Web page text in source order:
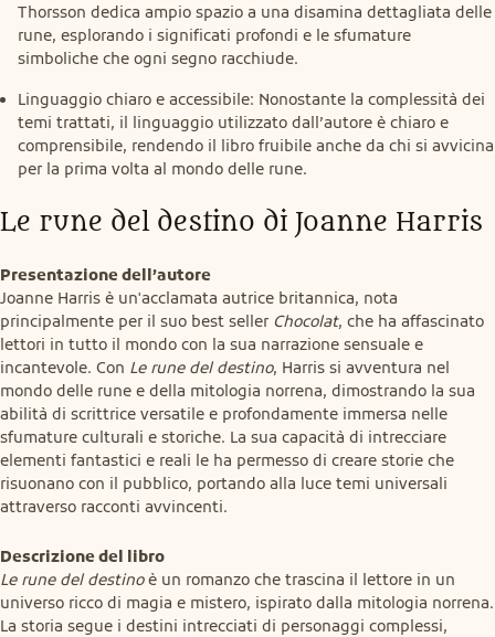
Thorsson dedica ampio spazio a una disamina dettagliata delle
rune, esplorando i significati profondi e le sfumature
simboliche che ogni segno racchiude.
Linguaggio chiaro e accessibile: Nonostante la complessità dei
temi trattati, il linguaggio utilizzato dall’autore è chiaro e
comprensibile, rendendo il libro fruibile anche da chi si avvicina
per la prima volta al mondo delle rune.
Le rune del destino di Joanne Harris
Presentazione dell’autore
Joanne Harris è un'acclamata autrice britannica, nota
principalmente per il suo best seller Chocolat, che ha affascinato
lettori in tutto il mondo con la sua narrazione sensuale e
incantevole. Con Le rune del destino, Harris si avventura nel
mondo delle rune e della mitologia norrena, dimostrando la sua
abilità di scrittrice versatile e profondamente immersa nelle
sfumature culturali e storiche. La sua capacità di intrecciare
elementi fantastici e reali le ha permesso di creare storie che
risuonano con il pubblico, portando alla luce temi universali
attraverso racconti avvincenti.
Descrizione del libro
Le rune del destino è un romanzo che trascina il lettore in un
universo ricco di magia e mistero, ispirato dalla mitologia norrena.
La storia segue i destini intrecciati di personaggi complessi,